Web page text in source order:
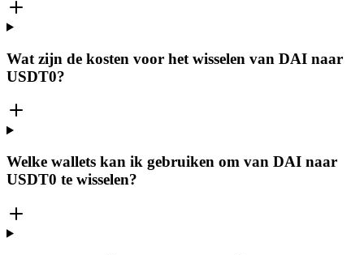
Wat zijn de kosten voor het wisselen van DAI naar
USDT0?
Welke wallets kan ik gebruiken om van DAI naar
USDT0 te wisselen?